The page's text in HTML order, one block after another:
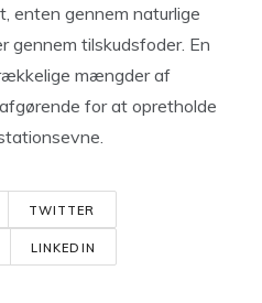
enten gennem naturlige
gennem tilskudsfoder. En
mængder af
for at opretholde
TWITTER
LINKEDIN